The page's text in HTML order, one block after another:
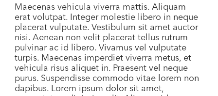
Maecenas vehicula viverra mattis. Aliquam
erat volutpat. Integer molestie libero in neque
placerat vulputate. Vestibulum sit amet auctor
nisi. Aenean non velit placerat tellus rutrum
pulvinar ac id libero. Vivamus vel vulputate
turpis. Maecenas imperdiet viverra metus, et
vehicula risus aliquet in. Praesent vel neque
purus. Suspendisse commodo vitae lorem non
dapibus. Lorem ipsum dolor sit amet,